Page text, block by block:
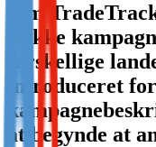
Not already our
Sign up here
som
række
forskellige
introduceret
at begynde at